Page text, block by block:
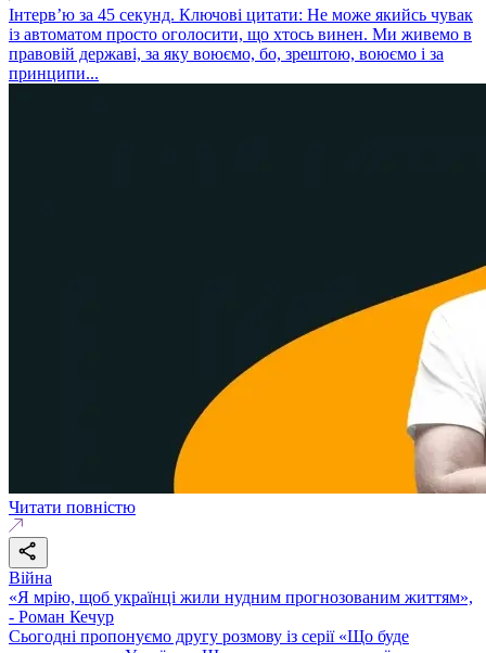
Інтерв’ю за 45 секунд. Ключові цитати: Не може якийсь чувак
із автоматом просто оголосити, що хтось винен. Ми живемо в
правовій державі, за яку воюємо, бо, зрештою, воюємо і за
принципи...
Читати повністю
Війна
«Я мрію, щоб українці жили нудним прогнозованим життям»,
- Роман Кечур
Сьогодні пропонуємо другу розмову із серії «Що буде